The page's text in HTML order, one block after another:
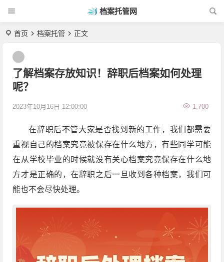
档案托管网
首页 档案托管 正文
了解档案存放知识！辞职后档案如何处理
呢？
2023年10月16日 12:00:00 1,700
在辞职后不管大家是否找到新的工作，我们都需要
重视自己的档案究竟被保存在什么地方，有些同学可能
在从学校毕业的时候就没有关心档案究竟保存在什么地
方才是正确的，在辞职之后一旦收到各种档案，我们可
能也不会尽快处理。